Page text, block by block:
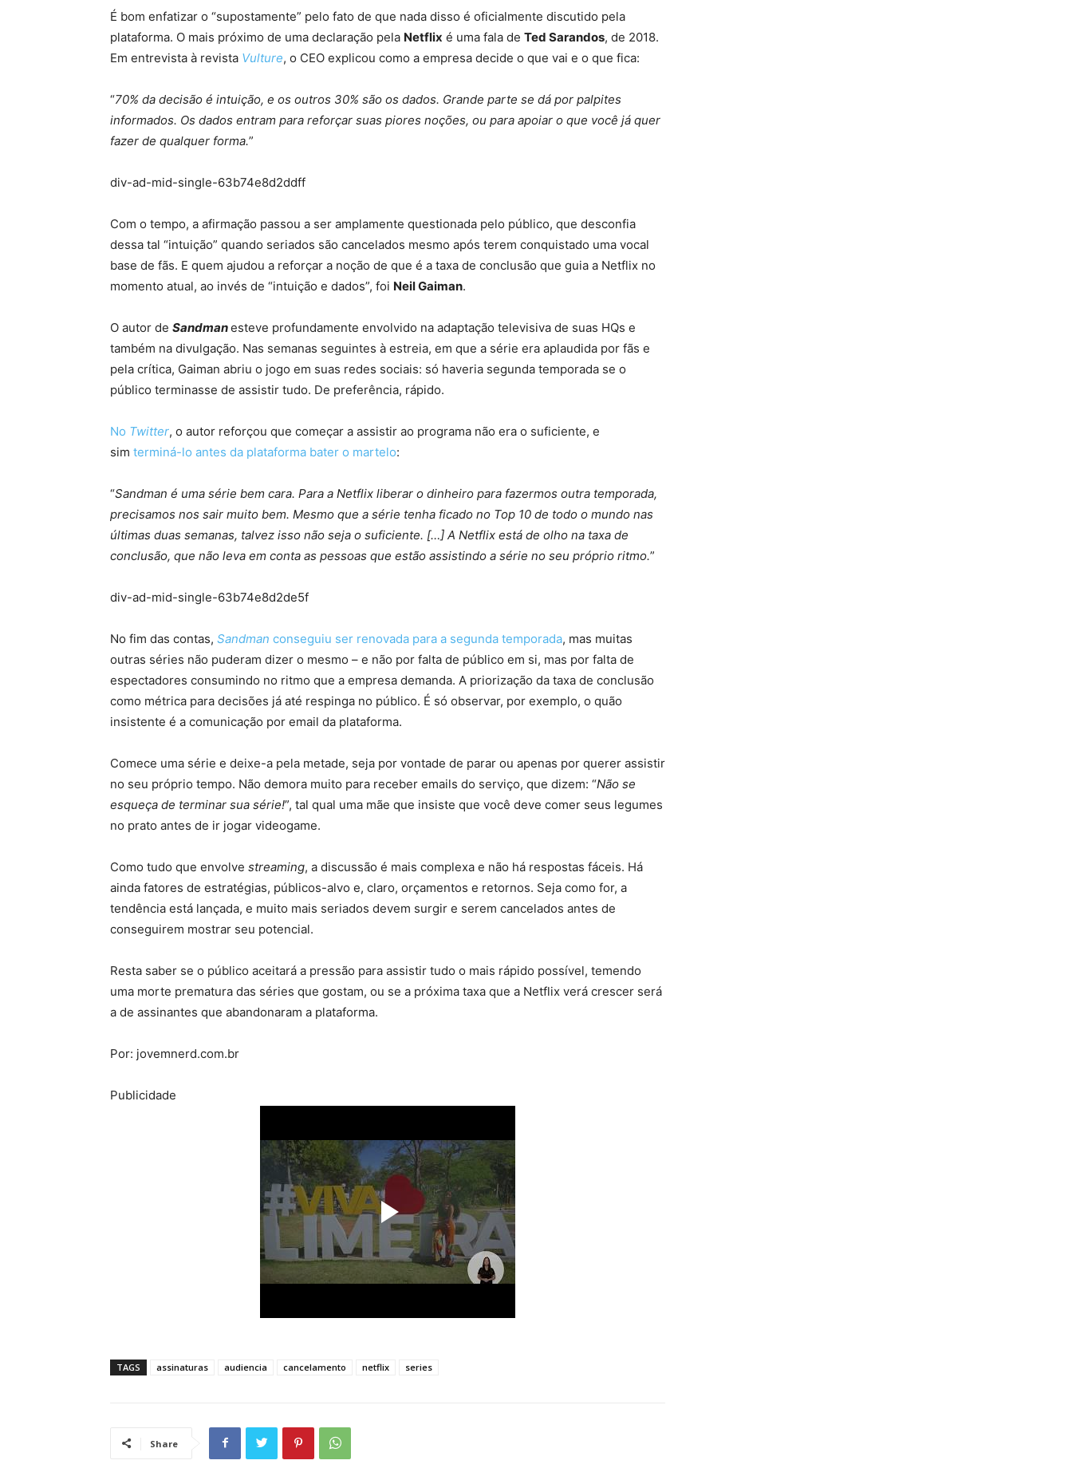
É bom enfatizar o “supostamente” pelo fato de que nada disso é oficialmente discutido pela
plataforma. O mais próximo de uma declaração pela Netflix é uma fala de Ted Sarandos, de 2018.
Em entrevista à revista Vulture, o CEO explicou como a empresa decide o que vai e o que fica:
“70% da decisão é intuição, e os outros 30% são os dados. Grande parte se dá por palpites
informados. Os dados entram para reforçar suas piores noções, ou para apoiar o que você já quer
fazer de qualquer forma.”
div-ad-mid-single-63b74e8d2ddff
Com o tempo, a afirmação passou a ser amplamente questionada pelo público, que desconfia
dessa tal “intuição” quando seriados são cancelados mesmo após terem conquistado uma vocal
base de fãs. E quem ajudou a reforçar a noção de que é a taxa de conclusão que guia a Netflix no
momento atual, ao invés de “intuição e dados”, foi Neil Gaiman.
O autor de Sandmanesteve profundamente envolvido na adaptação televisiva de suas HQs e
também na divulgação. Nas semanas seguintes à estreia, em que a série era aplaudida por fãs e
pela crítica, Gaiman abriu o jogo em suas redes sociais: só haveria segunda temporada se o
público terminasse de assistir tudo. De preferência, rápido.
No Twitter, o autor reforçou que começar a assistir ao programa não era o suficiente, e
sim terminá-lo antes da plataforma bater o martelo:
“Sandman é uma série bem cara. Para a Netflix liberar o dinheiro para fazermos outra temporada,
precisamos nos sair muito bem. Mesmo que a série tenha ficado no Top 10 de todo o mundo nas
últimas duas semanas, talvez isso não seja o suficiente. […] A Netflix está de olho na taxa de
conclusão, que não leva em conta as pessoas que estão assistindo a série no seu próprio ritmo.”
div-ad-mid-single-63b74e8d2de5f
No fim das contas, Sandman conseguiu ser renovada para a segunda temporada, mas muitas
outras séries não puderam dizer o mesmo – e não por falta de público em si, mas por falta de
espectadores consumindo no ritmo que a empresa demanda. A priorização da taxa de conclusão
como métrica para decisões já até respinga no público. É só observar, por exemplo, o quão
insistente é a comunicação por email da plataforma.
Comece uma série e deixe-a pela metade, seja por vontade de parar ou apenas por querer assistir
no seu próprio tempo. Não demora muito para receber emails do serviço, que dizem: “Não se
esqueça de terminar sua série!”, tal qual uma mãe que insiste que você deve comer seus legumes
no prato antes de ir jogar videogame.
Como tudo que envolve streaming, a discussão é mais complexa e não há respostas fáceis. Há
ainda fatores de estratégias, públicos-alvo e, claro, orçamentos e retornos. Seja como for, a
tendência está lançada, e muito mais seriados devem surgir e serem cancelados antes de
conseguirem mostrar seu potencial.
Resta saber se o público aceitará a pressão para assistir tudo o mais rápido possível, temendo
uma morte prematura das séries que gostam, ou se a próxima taxa que a Netflix verá crescer será
a de assinantes que abandonaram a plataforma.
Por: jovemnerd.com.br
Publicidade
TAGS assinaturas audiencia cancelamento netflix series
Share